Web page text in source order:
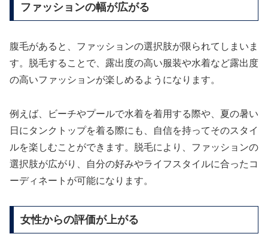
ファッションの幅が広がる
腹毛があると、ファッションの選択肢が限られてしまいま
す。脱毛することで、露出度の高い服装や水着など露出度
の高いファッションが楽しめるようになります。
例えば、ビーチやプールで水着を着用する際や、夏の暑い
日にタンクトップを着る際にも、自信を持ってそのスタイ
ルを楽しむことができます。脱毛により、ファッションの
選択肢が広がり、自分の好みやライフスタイルに合ったコ
ーディネートが可能になります。
女性からの評価が上がる